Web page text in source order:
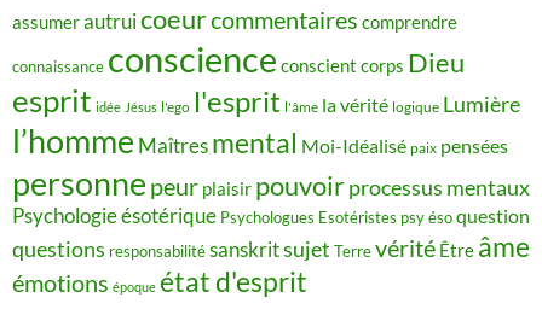
assumerautruicoeurcommentaires comprendre
connaissance conscience conscient corps Dieu
esprit idée Jésus l'ego l'esprit l'âme la vérité logique Lumière
l’homme Maîtres mental Moi-Idéalisé paix pensées
personne peur plaisir pouvoirprocessus mentaux
Psychologie ésotérique Psychologues Esotéristes psy ésoquestion
questions responsabilitésanskritsujet Terrevérité Être âme
émotions époque état d'esprit